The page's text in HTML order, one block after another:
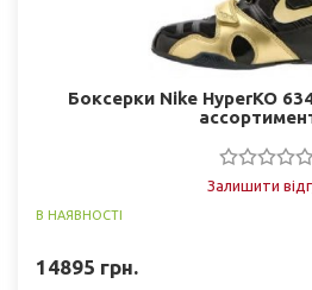
Боксерки Nike HyperKO
Залишити
В НАЯВНОСТІ
14895 грн.